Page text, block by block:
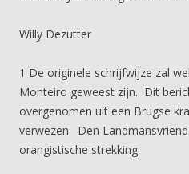
Willy Dezutter
1 De originele schrijfwijze zal
Monteiro geweest zijn. Dit
overgenomen uit een Brugse
verwezen. Den
orangistische strekking.